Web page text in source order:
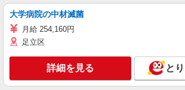
大学病院の中材滅菌
月給 254,160円
足立区
詳細を見る と